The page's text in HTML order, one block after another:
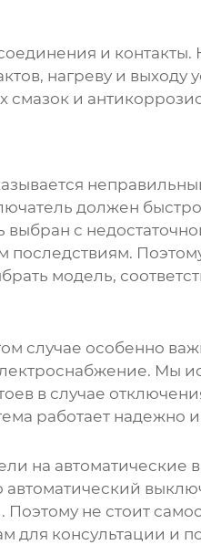
и контакты.
нагреву и выходу
смазок и
должен
с
последствиям.
модель,
случае особенно
Мы
в случае
работает надежно
на автоматические
не стоит
для консультации и